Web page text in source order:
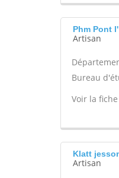
Phm Pont
Artisan
Bureau
Voir la
Klatt
Artisan